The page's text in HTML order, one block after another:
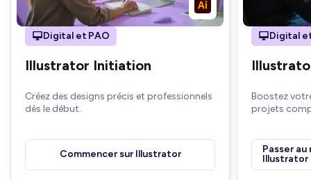
Digital et PAO
Illustrator Initiation
Créez des designs précis et professionnels
dès le début.
Commencer sur Illustrator
Digital
Boostez
projets
Passer
Illustrator